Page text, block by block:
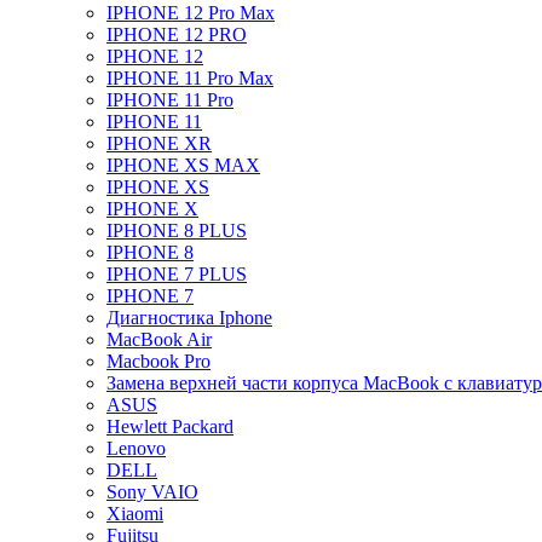
IPHONE 12 Pro Max
IPHONE 12 PRO
IPHONE 12
IPHONE 11 Pro Max
IPHONE 11 Pro
IPHONE 11
IPHONE XR
IPHONE XS MAX
IPHONE XS
IPHONE X
IPHONE 8 PLUS
IPHONE 8
IPHONE 7 PLUS
IPHONE 7
Диагностика Iphone
MacBook Air
Macbook Pro
Замена верхней части корпуса MacBook с
ASUS
Hewlett Packard
Lenovo
DELL
Sony VAIO
Xiaomi
Fujitsu